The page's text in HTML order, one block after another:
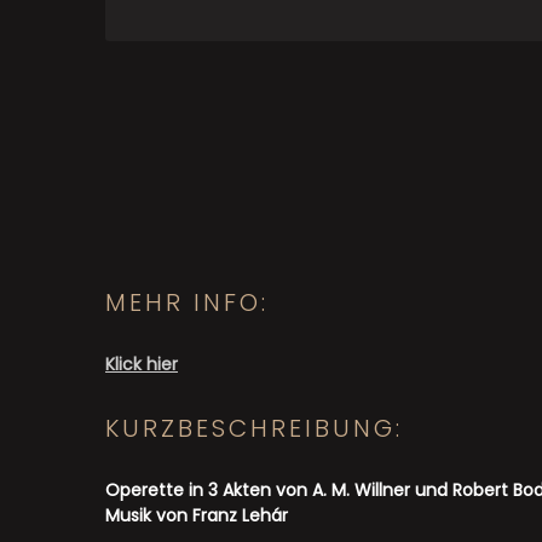
MEHR INFO:
Klick hier
KURZBESCHREIBUNG:
Operette in 3 Akten von A. M. Willner und Robert
Musik von Franz Lehár